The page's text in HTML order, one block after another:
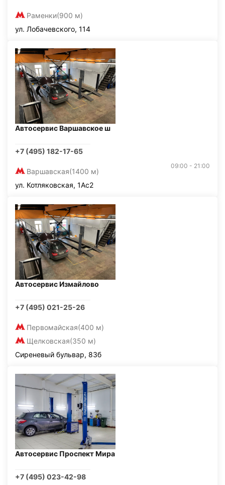
Раменки(900 м)
ул. Лобачевского, 114
Автосервис Варшавское ш
+7 (495) 182-17-65
Варшавская(1400 м)
09:00 - 21:00
ул. Котляковская, 1Ас2
Автосервис Измайлово
+7 (495) 021-25-26
Первомайская(400 м)
Щелковская(350 м)
Сиреневый бульвар, 83б
Автосервис Проспект Мира
+7 (495) 023-42-98